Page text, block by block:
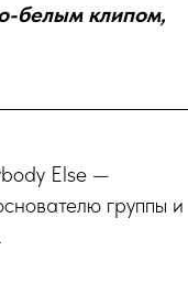
белым клипом,
Else —
группы и